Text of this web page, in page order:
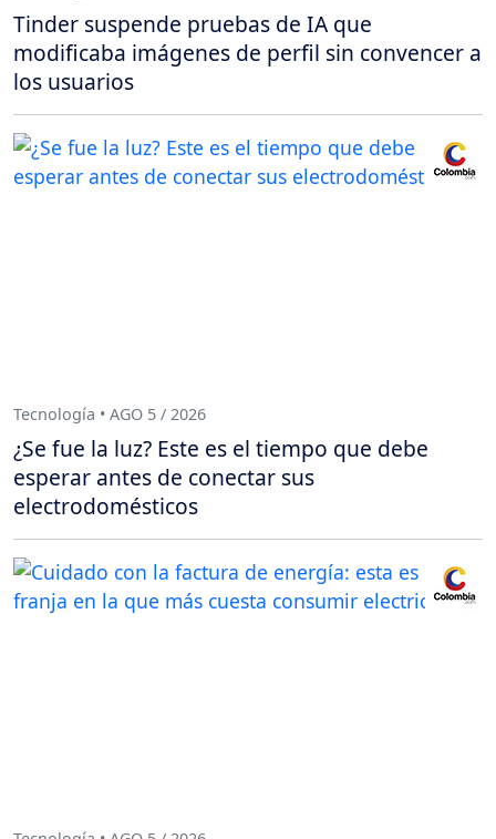
Tinder suspende pruebas de IA que
modificaba imágenes de perfil sin convencer a
los usuarios
Tecnología • AGO 5 / 2026
¿Se fue la luz? Este es el tiempo que debe
esperar antes de conectar sus
electrodomésticos